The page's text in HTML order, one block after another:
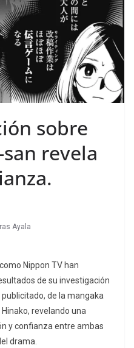
sobre
revela
Ayala
Nippon TV han
de su investigación
de la mangaka
revelando una
y confianza entre ambas
drama.